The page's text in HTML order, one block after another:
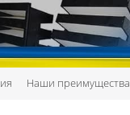
Наши преимущества